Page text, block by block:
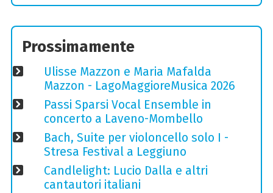
Prossimamente
Ulisse Mazzon e Maria Mafalda
Mazzon - LagoMaggioreMusica 2026
Passi Sparsi Vocal Ensemble in
concerto a Laveno-Mombello
Bach, Suite per violoncello solo I -
Stresa Festival a Leggiuno
Candlelight: Lucio Dalla e altri
cantautori italiani